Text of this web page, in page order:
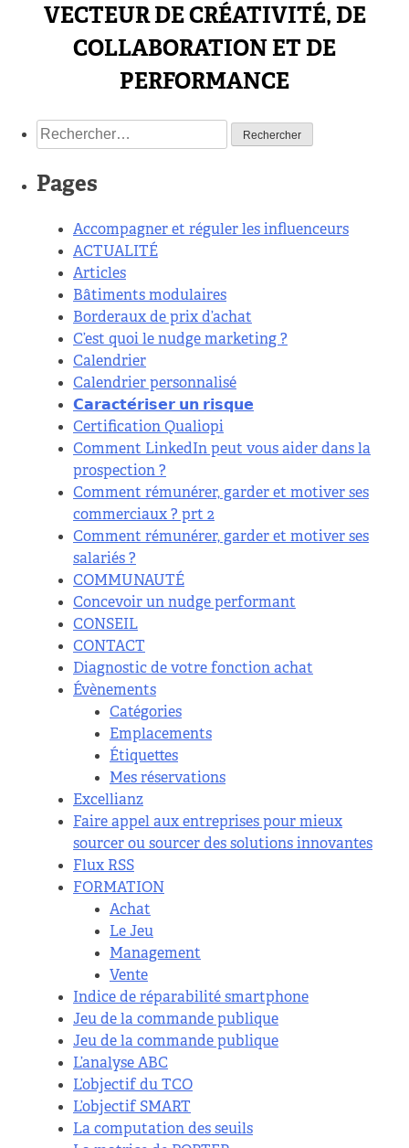
VECTEUR DE CRÉATIVITÉ, DE
COLLABORATION ET DE
PERFORMANCE
Rechercher :
Pages
Accompagner et réguler les influenceurs
ACTUALITÉ
Articles
Bâtiments modulaires
Borderaux de prix d’achat
C’est quoi le nudge marketing ?
Calendrier
Calendrier personnalisé
𝗖𝗮𝗿𝗮𝗰𝘁𝗲́𝗿𝗶𝘀𝗲𝗿 𝘂𝗻 𝗿𝗶𝘀𝗾𝘂𝗲
Certification Qualiopi
Comment LinkedIn peut vous aider dans la
prospection ?
Comment rémunérer, garder et motiver ses
commerciaux ? prt 2
Comment rémunérer, garder et motiver ses
salariés ?
COMMUNAUTÉ
Concevoir un nudge performant
CONSEIL
CONTACT
Diagnostic de votre fonction achat
Évènements
Catégories
Emplacements
Étiquettes
Mes réservations
Excellianz
Faire appel aux entreprises pour mieux
sourcer ou sourcer des solutions innovantes
Flux RSS
FORMATION
Achat
Le Jeu
Management
Vente
Indice de réparabilité smartphone
Jeu de la commande publique
Jeu de la commande publique
L’analyse ABC
L’objectif du TCO
L’objectif SMART
La computation des seuils